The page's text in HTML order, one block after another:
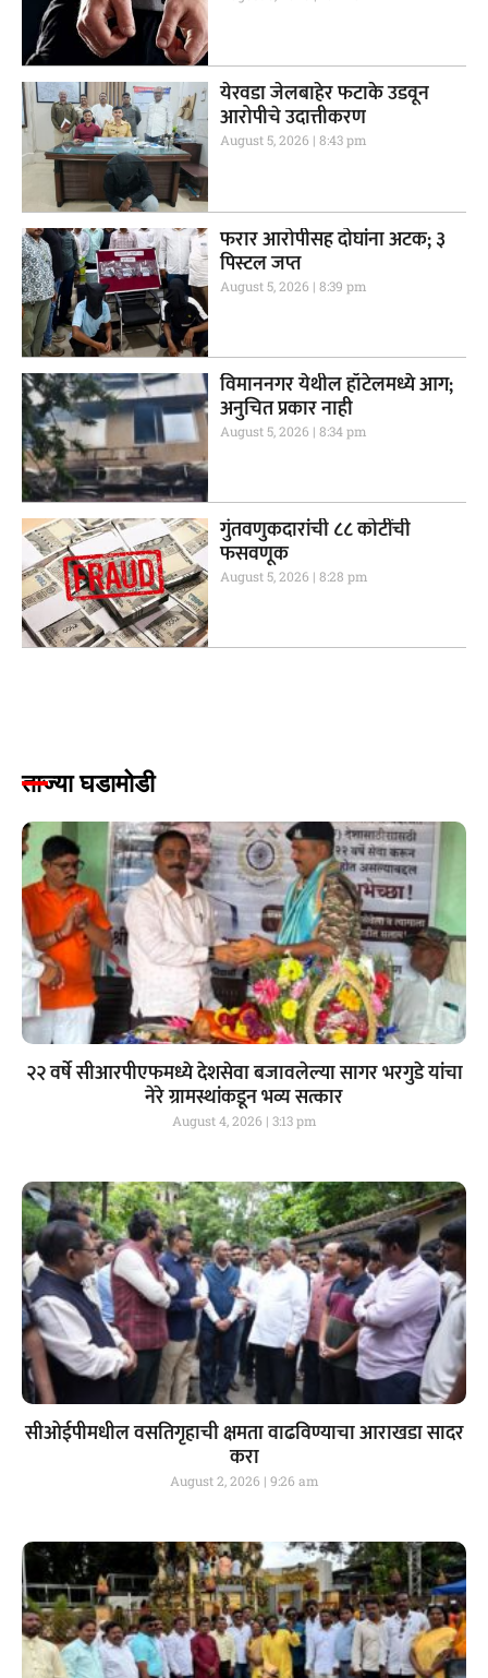
येरवडा जेलबाहेर फटाके उडवून
आरोपीचे उदात्तीकरण
August 5, 2026 8:43 pm
फरार आरोपीसह दोघांना अटक; ३
पिस्टल जप्त
August 5, 2026 8:39 pm
विमाननगर येथील हॉटेलमध्ये आग;
अनुचित प्रकार नाही
August 5, 2026 8:34 pm
गुंतवणुकदारांची ८८ कोटींची
फसवणूक
August 5, 2026 8:28 pm
ताज्या घडामोडी
२२ वर्षे सीआरपीएफमध्ये देशसेवा बजावलेल्या सागर भरगुडे यांचा
नेरे ग्रामस्थांकडून भव्य सत्कार
August 4, 2026 3:13 pm
सीओईपीमधील वसतिगृहाची क्षमता वाढविण्याचा आराखडा सादर
करा
August 2, 2026 9:26 am